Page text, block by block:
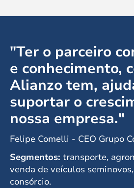
"Ter o parceiro
e conhecimento,
Alianzo tem,
suportar o
nossa empresa."
Felipe Comelli - CEO Grupo
Segmentos: transporte,
venda de veículos
consórcio.